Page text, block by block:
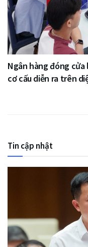
Ngân hàng đóng
cơ cấu diễn ra trên
Tin cập nhật